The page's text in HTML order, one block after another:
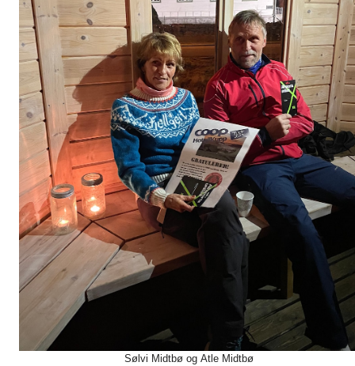
Sølvi Midtbø og Atle Midtbø